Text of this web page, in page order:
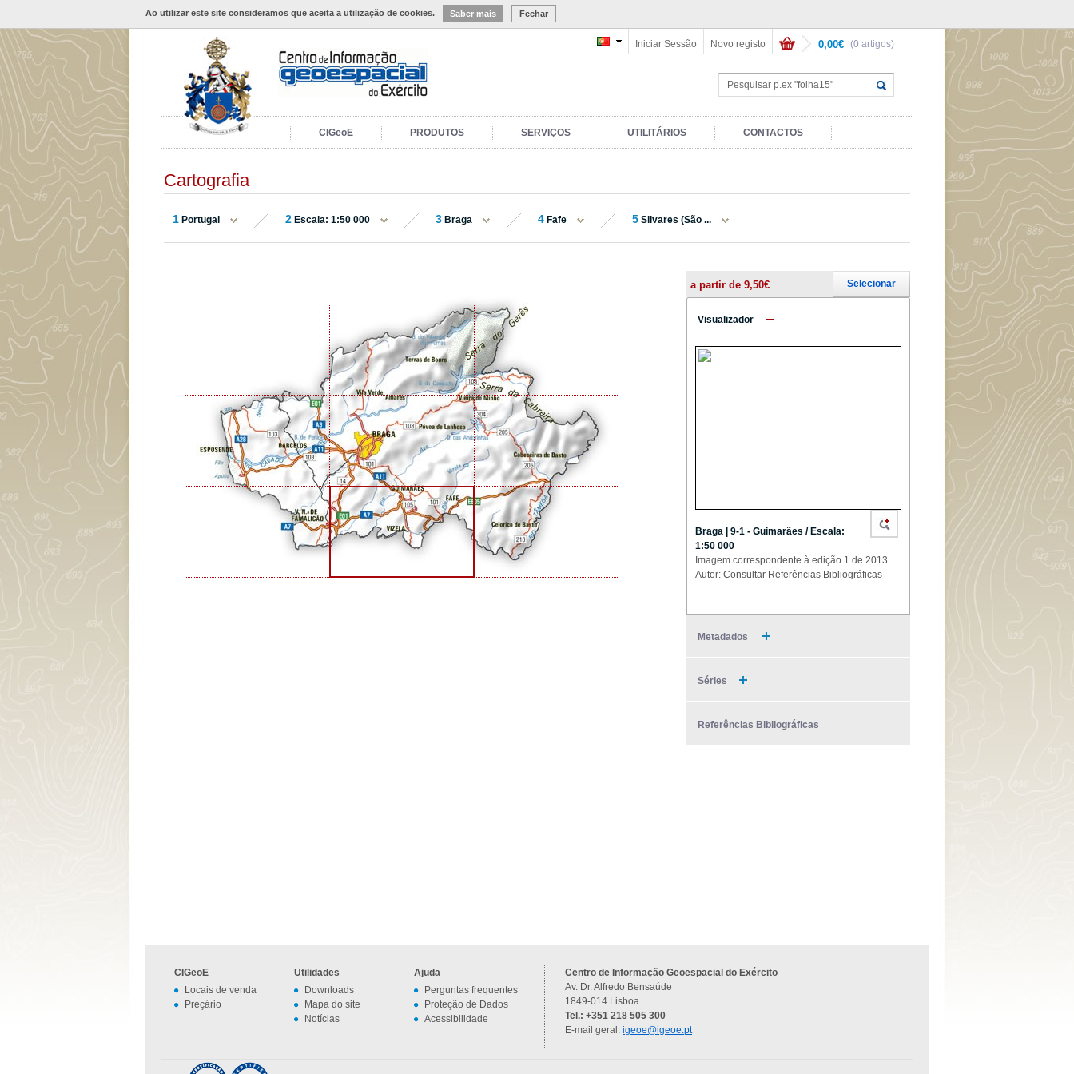
Ao utilizar este site consideramos que aceita a utilização de cookies. Saber mais Fechar
(0 artigos)
0,00€
Novo registo
Iniciar Sessão
CIGeoE PRODUTOS SERVIÇOS UTILITÁRIOS CONTACTOS
Cartografia
1 Portugal 2 Escala: 1:50 000 3 Braga 4 Fafe 5 Silvares (São ...
a partir de 9,50€ Selecionar
Visualizador
Braga | 9-1 - Guimarães / Escala:
1:50 000
Imagem correspondente à edição 1 de 2013
Autor: Consultar Referências Bibliográficas
Metadados
Séries
Referências Bibliográficas
CIGeoE
Locais de venda
Preçário
Utilidades
Downloads
Mapa do site
Notícias
Ajuda
Perguntas frequentes
Proteção de Dados
Acessibilidade
Centro de Informação Geoespacial do Exército
Av. Dr. Alfredo Bensaúde
1849-014 Lisboa
Tel.: +351 218 505 300
E-mail geral: igeoe@igeoe.pt